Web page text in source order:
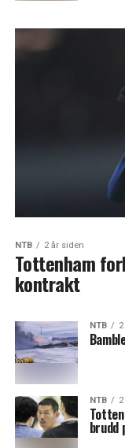
NTB 2 år siden
Tottenham
kontrakt
NTB
NTB
brudd